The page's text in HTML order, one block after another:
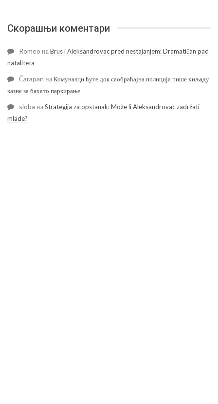
Скорашњи коментари
Romeo наBrus i Aleksandrovac pred nestajanjem: Dramatičan pad
nataliteta
Čarapan наКомуналци ћуте док саобраћајна полиција пише хиљаду
казне за бахато паркирање
sloba наStrategija za opstanak: Može li Aleksandrovac zadržati
mlade?